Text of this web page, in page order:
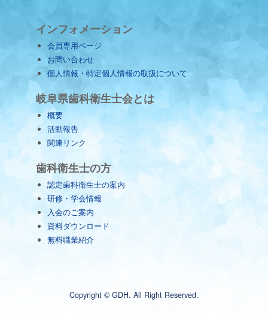
インフォメーション
会員専用ページ
お問い合わせ
個人情報・特定個人情報の取扱について
岐阜県歯科衛生士会とは
概要
活動報告
関連リンク
歯科衛生士の方
認定歯科衛生士の案内
研修・学会情報
入会のご案内
資料ダウンロード
無料職業紹介
Copyright © GDH. All Right Reserved.